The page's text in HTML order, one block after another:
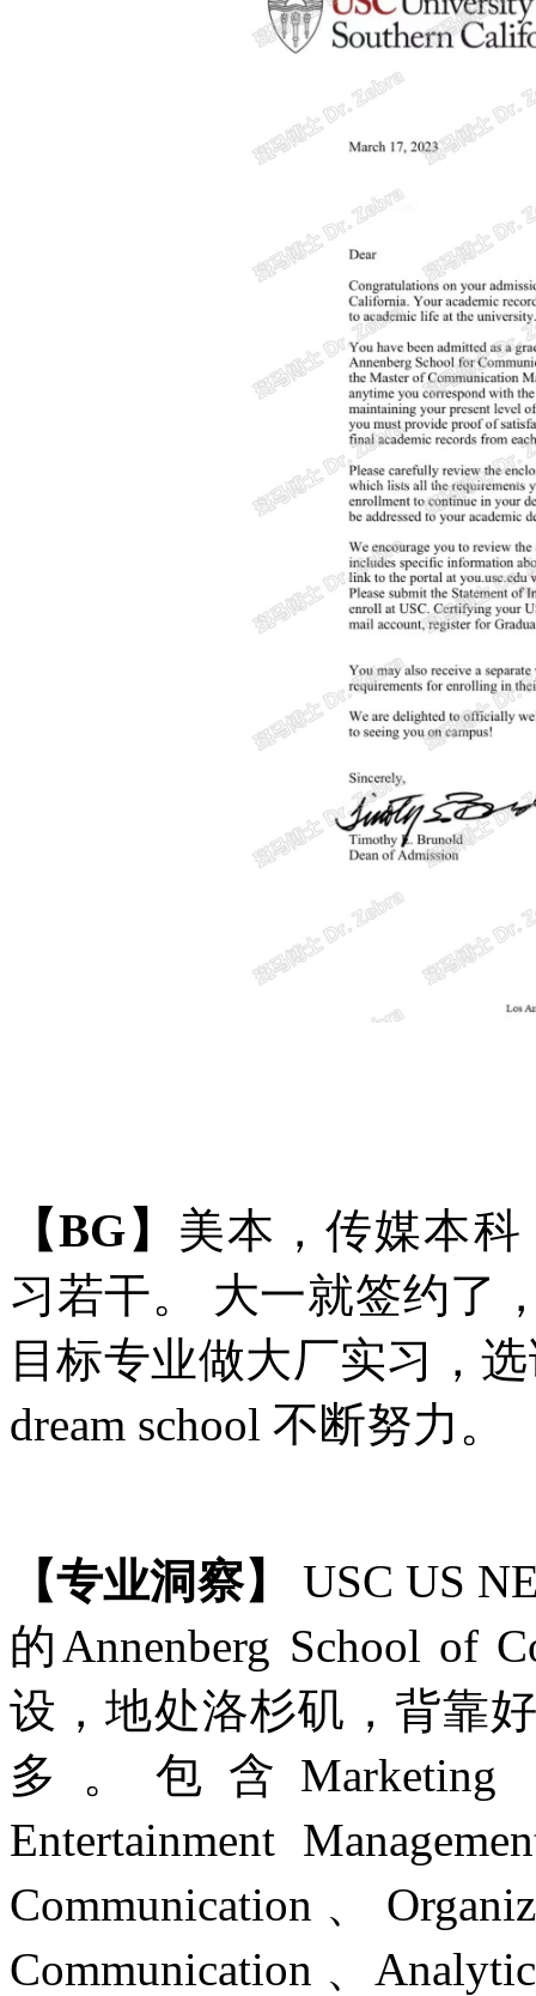
【BG】 美本，传媒本科
习若干。 大一就签约了
目标专业做大厂实习，
dream school 不断努力。
【专业洞察】
USC US
的Annenberg School of
设，地处洛杉矶，背靠
多。包含Marketing
Entertainment
Communication、
Communication 、